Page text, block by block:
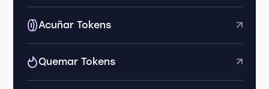
Acuñar Tokens
Quemar Tokens